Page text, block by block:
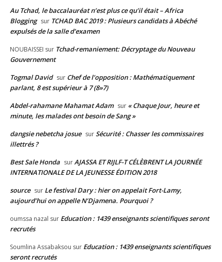
Au Tchad, le baccalauréat n’est plus ce qu’il était – Africa
Blogging sur TCHAD BAC 2019 : Plusieurs candidats à Abéché
expulsés de la salle d’examen
NOUBAISSEI sur Tchad-remaniement: Décryptage du Nouveau
Gouvernement
Togmal David sur Chef de l’opposition : Mathématiquement
parlant, 8 est supérieur à 7 (8»7)
Abdel-rahamane Mahamat Adam sur « Chaque Jour, heure et
minute, les malades ont besoin de Sang »
dangsie nebetcha josue surSécurité : Chasser les commissaires
illettrés ?
Best Sale Honda surAJASSA ET RIJLF-T CÉLÈBRENT LA JOURNÉE
INTERNATIONALE DE LA JEUNESSE ÉDITION 2018
source sur Le festival Dary : hier on appelait Fort-Lamy,
aujourd’hui on appelle N’Djamena. Pourquoi ?
oumssa nazal sur Education : 1439 enseignants scientifiques seront
recrutés
Soumlina Assabaksou sur Education : 1439 enseignants scientifiques
seront recrutés